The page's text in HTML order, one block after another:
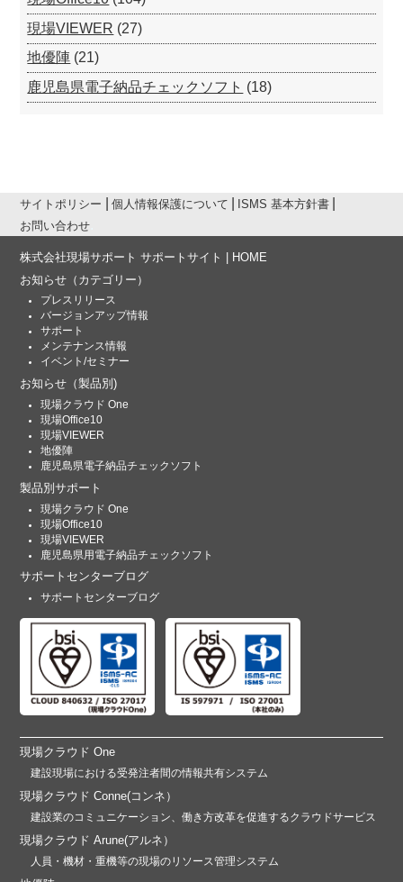
現場VIEWER (27)
地優陣 (21)
鹿児島県電子納品チェックソフト (18)
サイトポリシー 個人情報保護について
ISMS 基本方針書
お問い合わせ
株式会社現場サポート サポートサイト | HOME
お知らせ （カテゴリー）
プレスリリース
バージョンアップ情報
サポート
メンテナンス情報
イベント/セミナー
お知らせ （製品別)
現場クラウド One
現場Office10
現場VIEWER
地優陣
鹿児島県電子納品チェックソフト
製品別サポート
現場クラウド One
現場Office10
現場VIEWER
鹿児島県用電子納品チェックソフト
サポートセンターブログ
サポートセンターブログ
現場クラウド One
建設現場における受発注者間の情報共有システム
現場クラウド Conne(コンネ）
建設業のコミュニケーション、働き方改革を促進するクラウドサービス
現場クラウド Arune(アルネ）
人員・機材・重機等の現場のリソース管理システム